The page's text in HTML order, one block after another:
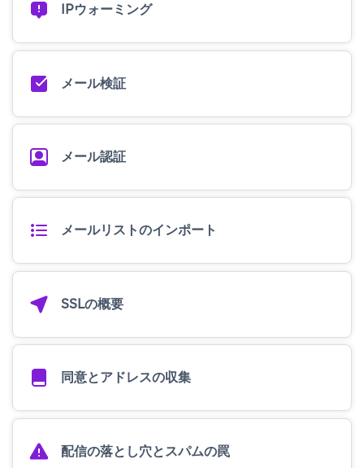
IPウォーミング
メール検証
メール認証
メールリストのインポート
SSLの概要
同意とアドレスの収集
配信の落とし穴とスパムの罠